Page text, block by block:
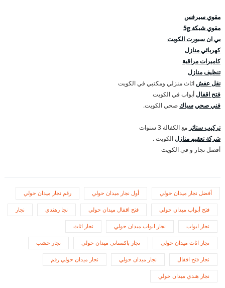
مقوي سيرفس
مقوي شبكة 5g
بي ان سبورت الكويت
كهربائي منازل
كاميرات مراقبة
تنظيف منازل
نقل عفشاثاث منزلي ومكتبي في الكويت
فتح اقفالأبواب في الكويت
فني صحيسباك صحي الكويت.
تركيب ستائر مع الكفالة 3 سنوات
شركة تعقيم منازلالكويت .
أفضل نجار و في الكويت
أفضل نجار ميدان حولي أول نجار ميدان حولي رقم نجار ميدان حولي
فتح أبواب ميدان حولي فتح اقفال ميدان حولي نجا رهندي نجار
نجار ابواب نجار ابواب ميدان حولي نجار اثاث
نجار اثاث ميدان حولي نجار باكستاني ميدان حولي نجار خشب
نجار فتح اقفال نجار ميدان حولي نجار ميدان حولي رقم
نجار هندي ميدان حولي